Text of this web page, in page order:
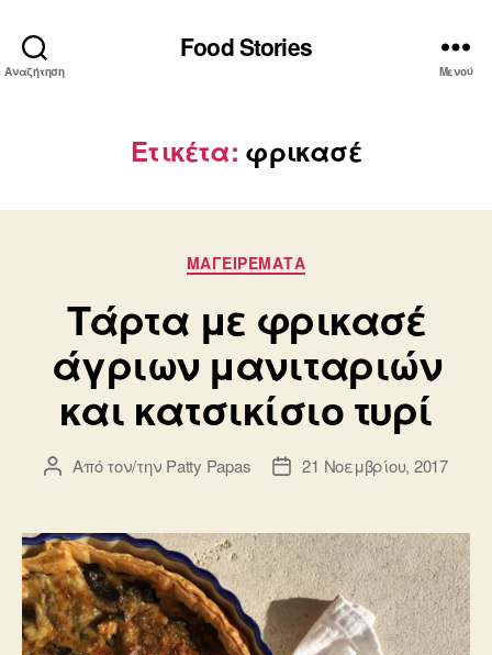
Αναζήτηση
Food Stories
Μενού
Ετικέτα: φρικασέ
Κατηγορίες
ΜΑΓΕΙΡΕΜΑΤΑ
Τάρτα με φρικασέ
άγριων μανιταριών
και κατσικίσιο τυρί
Συντάκτης
Από τον/την Patty Papas
Ημ.21 Νοεμβρίου, 2017